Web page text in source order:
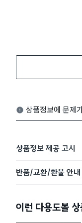
상품정보에 문제
상품정보 제공 고시
반품/교환/환불 안내
이런 다용도볼